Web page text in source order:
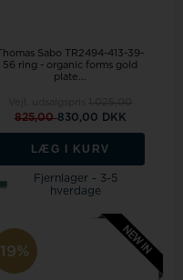
Thomas Sabo TR2494-413-39-
56 ring - organic forms gold
plate...
825,00830,00 DKK
LÆG I KURV
Fjernlager - 3-5
hverdage
19%